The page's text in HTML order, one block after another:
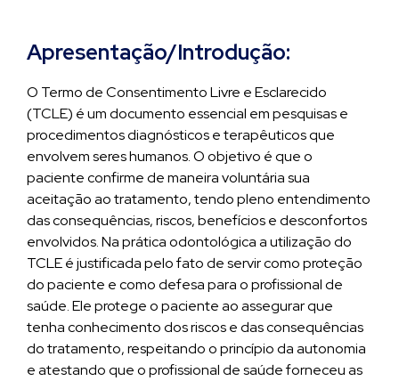
Apresentação/Introdução:
O Termo de Consentimento Livre e Esclarecido
(TCLE) é um documento essencial em pesquisas e
procedimentos diagnósticos e terapêuticos que
envolvem seres humanos. O objetivo é que o
paciente confirme de maneira voluntária sua
aceitação ao tratamento, tendo pleno entendimento
das consequências, riscos, benefícios e desconfortos
envolvidos. Na prática odontológica a utilização do
TCLE é justificada pelo fato de servir como proteção
do paciente e como defesa para o profissional de
saúde. Ele protege o paciente ao assegurar que
tenha conhecimento dos riscos e das consequências
do tratamento, respeitando o princípio da autonomia
e atestando que o profissional de saúde forneceu as